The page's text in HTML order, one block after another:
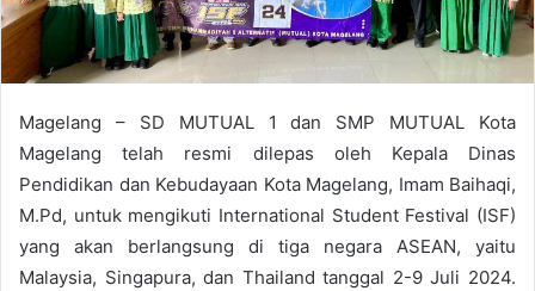
i
l
Magelang – SD MUTUAL 1 dan SMP MUTUAL Kota
Magelang telah resmi dilepas oleh Kepala Dinas
Pendidikan dan Kebudayaan Kota Magelang, Imam Baihaqi,
M.Pd, untuk mengikuti International Student Festival (ISF)
yang akan berlangsung di tiga negara ASEAN, yaitu
Malaysia, Singapura, dan Thailand tanggal 2-9 Juli 2024.